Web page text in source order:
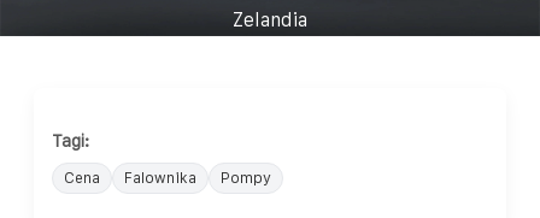
Zelandia
Tagi:
Cena Falownika Pompy